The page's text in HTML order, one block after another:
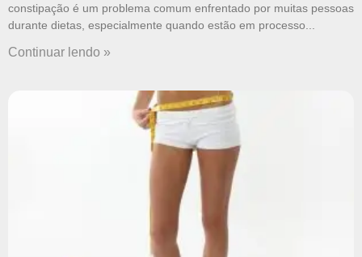
constipação é um problema comum enfrentado por muitas pessoas
durante dietas, especialmente quando estão em processo
Continuar lendo »